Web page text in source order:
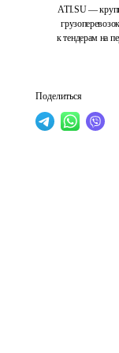
ATI.SU —
к тендерам на
Поделиться